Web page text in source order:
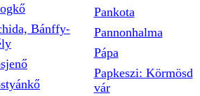
Bánffy-
Pankota
Pannonhalma
Pápa
Papkeszi: Körmösd
vár